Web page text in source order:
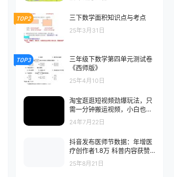
TOP2 三下数学面积知识点与考点
25年3月31日
TOP3
三年级下数学第四单元测试卷
《西师版》
25年4月10日
淘宝逛逛短视频劲爆玩法，只
需一分钟搬运视频，小白也能
月赚6万+
24年7月22日
抖音发布医师节数据：年增医
疗创作者1.8万 科普内容获赞4
2亿次
25年8月21日